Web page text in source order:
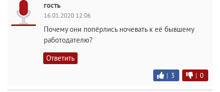
гость
16.01.2020 12:06
Почему они попёрлись ночевать к её бывшему
работодателю?
Ответить
| 3 | 0